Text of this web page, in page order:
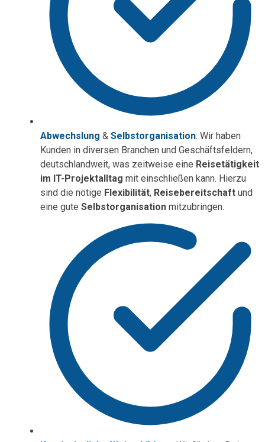
Abwechslung & Selbstorganisation: Wir haben
Kunden in diversen Branchen und Geschäftsfeldern,
deutschlandweit, was zeitweise eine Reisetätigkeit
im IT-Projektalltag mit einschließen kann. Hierzu
sind die nötige Flexibilität, Reisebereitschaft und
eine gute Selbstorganisation mitzubringen.